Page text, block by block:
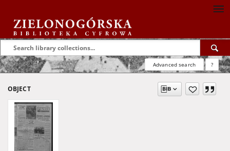
Advanced search ?
OBJECT